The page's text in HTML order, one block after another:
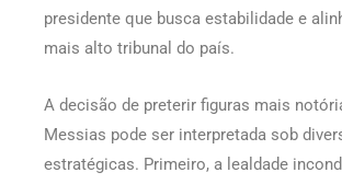
presidente que busca estabilidade e
mais alto tribunal do país.
A decisão de preterir figuras mais
Messias pode ser interpretada sob
estratégicas. Primeiro, a lealdade